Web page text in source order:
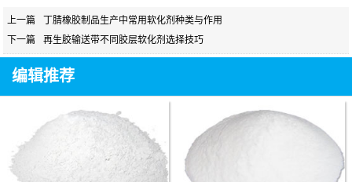
上一篇
丁腈橡胶制品生产中常用软化剂种类与作用
下一篇
再生胶输送带不同胶层软化剂选择技巧
编辑推荐